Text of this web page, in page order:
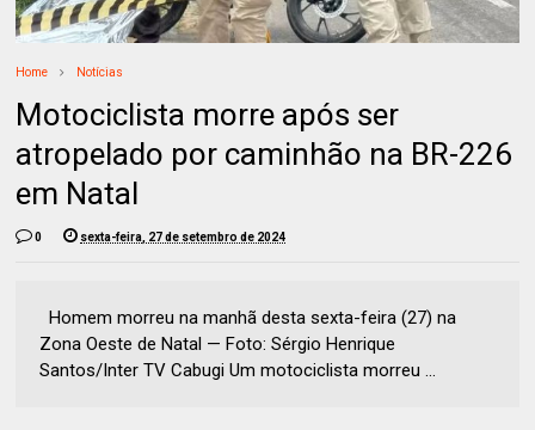
Home Notícias
Motociclista morre após ser
atropelado por caminhão na BR-226
em Natal
0 sexta-feira, 27 de setembro de 2024
Homem morreu na manhã desta sexta-feira (27) na
Zona Oeste de Natal — Foto: Sérgio Henrique
Santos/Inter TV Cabugi Um motociclista morreu ...